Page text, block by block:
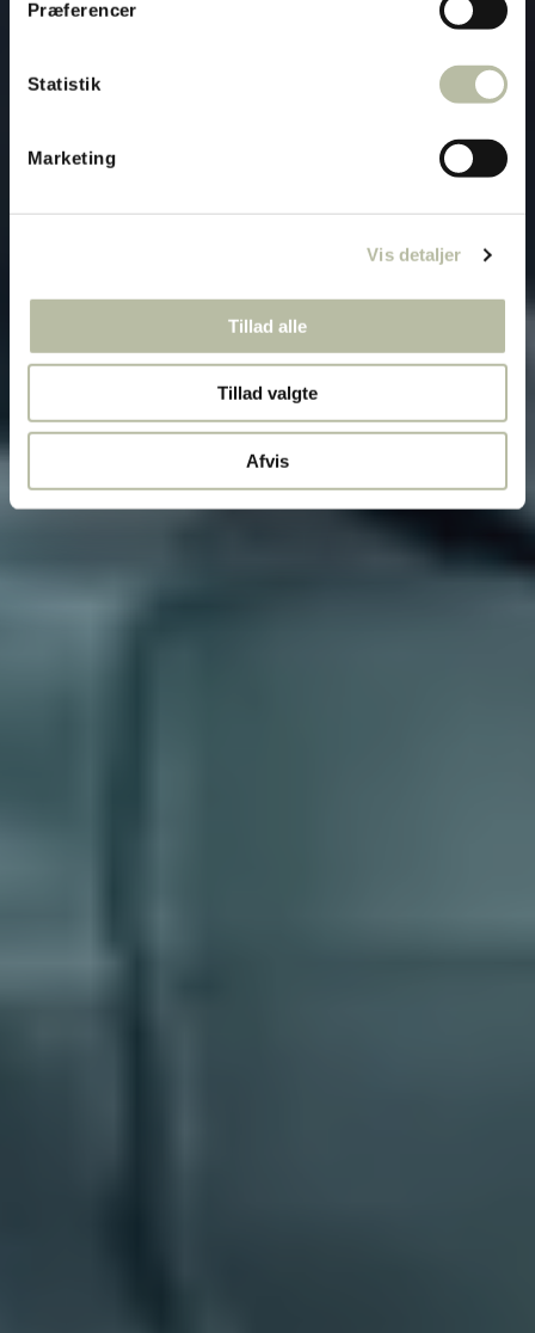
Præferencer
Statistik
Marketing
Vis detaljer
Tillad alle
Tillad valgte
Afvis